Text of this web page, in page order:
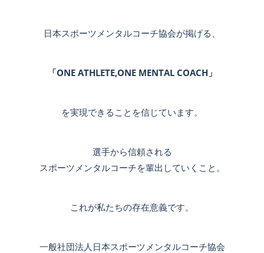
日本スポーツメンタルコーチ協会が掲げる、
「ONE ATHLETE,ONE MENTAL COACH」
を実現できることを信じています。
選手から信頼される
スポーツメンタルコーチを輩出していくこと。
これが私たちの存在意義です。
一般社団法人日本スポーツメンタルコーチ協会